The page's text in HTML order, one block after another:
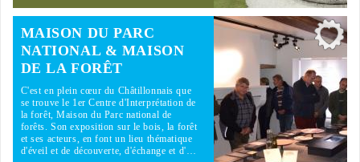
MAISON DU PARC
NATIONAL & MAISON
DE LA FORÊT
C'est en plein cœur du Châtillonnais que
se trouve le 1er Centre d'Interprétation de
la forêt, Maison du Parc national de
forêts. Son exposition sur le bois, la forêt
et ses acteurs, en font un lieu thématique
d'éveil et de découverte, d'échange et d'…